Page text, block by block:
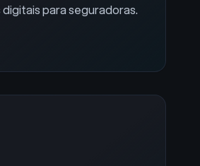
para seguradoras.